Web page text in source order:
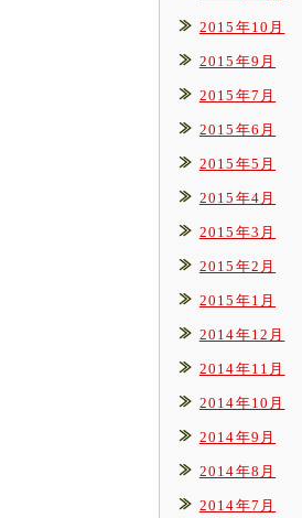
2015年10月
2015年9月
2015年7月
2015年6月
2015年5月
2015年4月
2015年3月
2015年2月
2015年1月
2014年12月
2014年11月
2014年10月
2014年9月
2014年8月
2014年7月